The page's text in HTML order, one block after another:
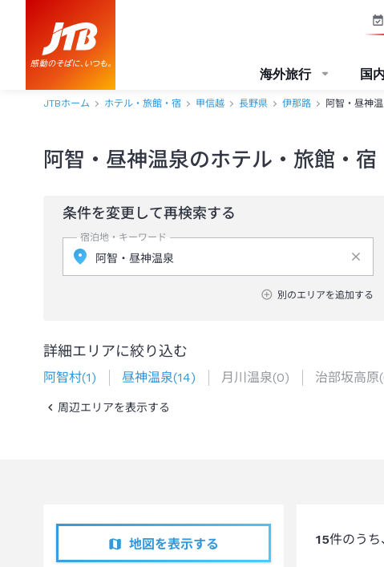
海外旅行 国
JTBホーム ホテル・旅館・宿 甲信越 長野県 伊那路 阿智・昼神
阿智・昼神温泉のホテル・旅館・
条件を変更して再検索する
宿泊地・キーワード
別のエリアを追加する
詳細エリアに絞り込む
阿智村(1) 昼神温泉(14) 月川温泉(0) 治部坂高原(
周辺エリアを表示する
地図を表示する 15件のうち